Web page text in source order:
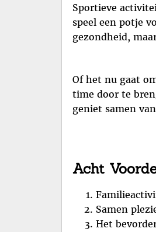
Sportieve
speel een potje
gezondheid,
Of het nu gaat
time door te
geniet samen
Acht
Samen
Het